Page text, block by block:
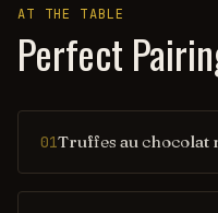
AT THE TABLE
Perfect
01Truffes au chocolat